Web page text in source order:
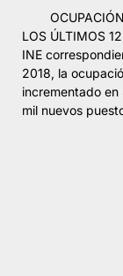
OCUPACIÓN
LOS ÚLTIMOS
INE
2018, la
incrementado
mil nuevos